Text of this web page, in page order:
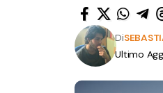
Ultimo
Di